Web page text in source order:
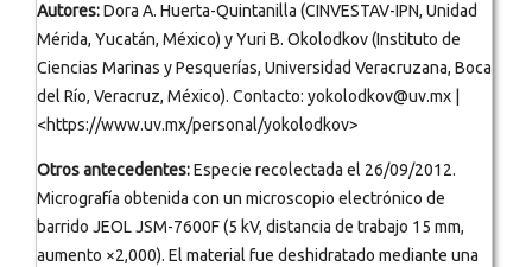
Autores:Dora A. Huerta-Quintanilla (CINVESTAV-IPN, Unidad
Mérida, Yucatán, México) y Yuri B. Okolodkov (Instituto de
Ciencias Marinas y Pesquerías, Universidad Veracruzana, Boca
del Río, Veracruz, México). Contacto: yokolodkov@uv.mx |
<https://www.uv.mx/personal/yokolodkov>
Otros antecedentes:Especie recolectada el 26/09/2012.
Micrografía obtenida con un microscopio electrónico de
barrido JEOL JSM-7600F (5 kV, distancia de trabajo 15 mm,
aumento ×2,000). El material fue deshidratado mediante una